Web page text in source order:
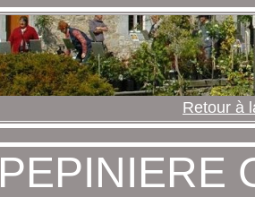
Retour à
PEPINIERE